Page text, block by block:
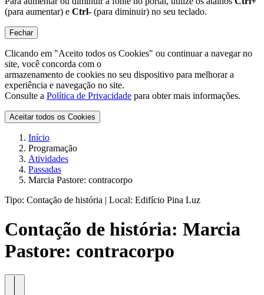
(para aumentar) e Ctrl- (para diminuir) no seu teclado.
Fechar
Clicando em "Aceito todos os Cookies" ou continuar a navegar no
site, você concorda com o
armazenamento de cookies no seu dispositivo para melhorar a
experiência e navegação no site.
Consulte a Política de Privacidade para obter mais informações.
Aceitar todos os Cookies
Início
Programação
Atividades
Passadas
Marcia Pastore: contracorpo
Tipo: Contação de história | Local: Edifício Pina Luz
Contação de história: Marcia
Pastore: contracorpo